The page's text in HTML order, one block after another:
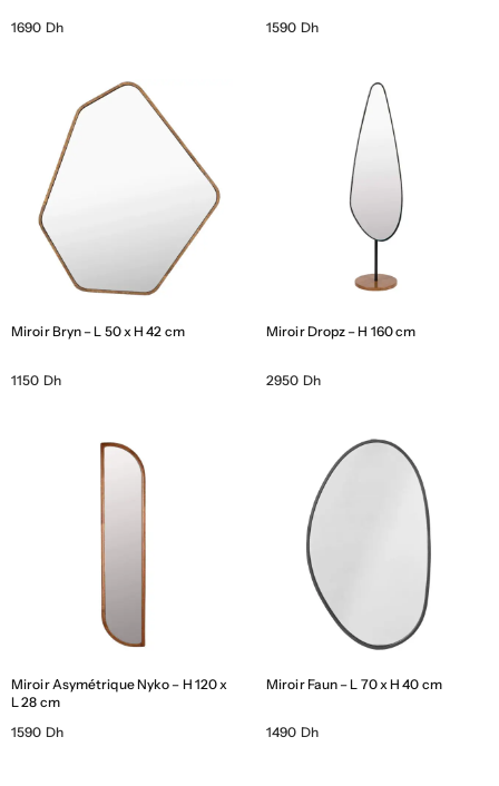
1690 Dh 1590 Dh
Miroir Bryn – L 50 x H 42 cm
1150 Dh
Miroir Dropz – H 160 cm
2950 Dh
Miroir Asymétrique Nyko – H 120 x
L 28 cm
1590 Dh
Miroir Faun – L 70 x H 40 cm
1490 Dh